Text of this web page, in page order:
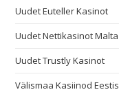
Uudet Euteller Kasinot
Uudet Nettikasinot Malta
Uudet Trustly Kasinot
Välismaa Kasiinod Eestis